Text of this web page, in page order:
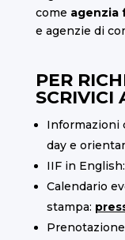
come agenzia
e agenzie di
PER
SCRIVICI
Informazioni
day e
IIF in English:
Calendario
stampa: